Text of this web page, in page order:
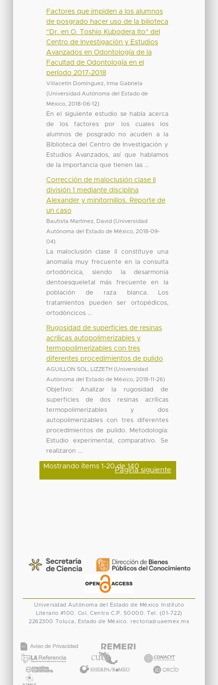
Factores que impiden a los alumnos
de posgrado hacer uso de la bilioteca
"Dr. en O. Toshio Kubodera Ito" del
Centro de Investigación y Estudios
Avanzados en Odontología de la
Facultad de Odontología en el
período 2017-2018
Villacetín Domínguez, Irma Gabriela
(Universidad Autónoma del Estado de
México, 2018-06-12)
En el siguiente estudio se habla acerca
de los factores por los cuales los
alumnos de posgrado no acuden a la
Biblioteca del Centro de Investigación y
Estudios Avanzados, así que hablamos
de la importancia que tienen las ...
Corrección de maloclusión clase II
división 1 mediante disciplina
Alexander y minitornillos. Reporte de
un caso
Bautista Martínez, David (Universidad
Autónoma del Estado de México,
2018-09-
04)
La maloclusión clase ll constituye una
anomalía muy frecuente en la consulta
ortodóncica, siendo la desarmonía
dentoesqueletal más frecuente en la
población de raza blanca. Los
tratamientos pueden ser ortopédicos,
ortodóncicos ...
Rugosidad de superficies de resinas
acrílicas autopolimerizables y
termopolimerizables con tres
diferentes procedimientos de pulido
AGUILLON SOL, LIZZETH (Universidad
Autónoma del Estado de México, 2018-11-26)
Objetivo: Analizar la rugosidad de
superficies de dos resinas acrílicas
termopolimerizables y dos
autopolimerizables con tres diferentes
procedimientos de pulido. Metodología:
Estudio experimental, comparativo. Se
realizaron ...
Mostrando ítems 1-20 de 140Página siguiente
Universidad Autónoma del Estado de México
Instituto
Literario #100. Col. Centro C.P. 50000. Tel. (01-722)
2262300 Toluca, Estado de México. rectoria@uaemex.mx